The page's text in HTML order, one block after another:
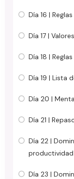
Día 16 |
Día 17 |
Día 18 |
Día 19 | Lista
Día 20 |
Día 21 |
Día 22 |
productividad
Día 23 |